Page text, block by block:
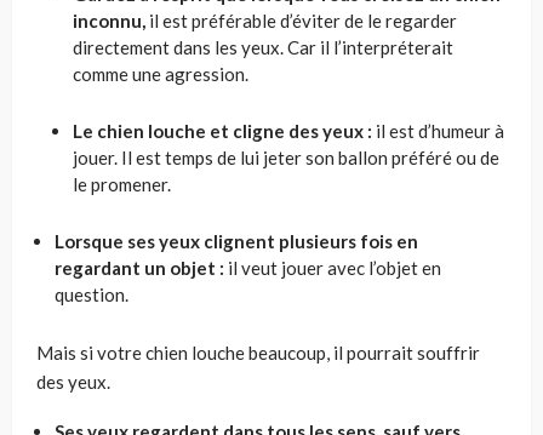
inconnu, il est préférable d’éviter de le regarder
directement dans les yeux. Car il l’interpréterait
comme une agression.
Le chien louche et cligne des yeux : il est d’humeur à
jouer. Il est temps de lui jeter son ballon préféré ou de
le promener.
Lorsque ses yeux clignent plusieurs fois en
regardant un objet : il veut jouer avec l’objet en
question.
Mais si votre chien louche beaucoup, il pourrait souffrir
des yeux.